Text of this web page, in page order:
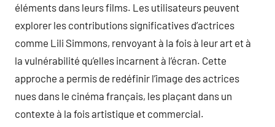
éléments dans leurs films. Les utilisateurs peuvent
explorer les contributions significatives d’actrices
comme Lili Simmons, renvoyant à la fois à leur art et à
la vulnérabilité qu’elles incarnent à l’écran. Cette
approche a permis de redéfinir l’image des actrices
nues dans le cinéma français, les plaçant dans un
contexte à la fois artistique et commercial.